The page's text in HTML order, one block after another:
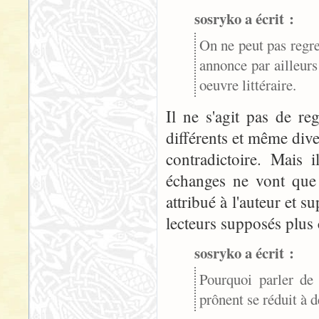
sosryko a écrit :
On ne peut pas
annonce par
oeuvre littéraire.
Il ne s'agit pas de
différents et même
contradictoire. Mais
échanges ne vont
attribué à l'auteur et
lecteurs supposés
sosryko a écrit :
Pourquoi parler
prônent se réduit à